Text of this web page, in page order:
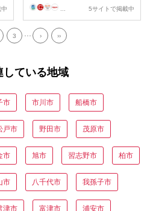
5サイトで掲載中
3 › ››
している地域
市 市川市 船橋市
戸市 野田市 茂原市
市 旭市 習志野市 柏市
市 八千代市 我孫子市
津市 富津市 浦安市